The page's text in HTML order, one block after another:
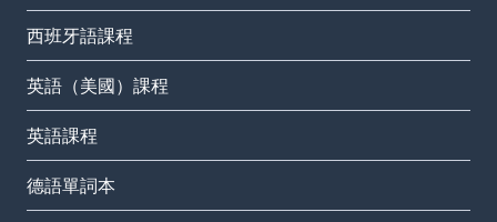
西班牙語課程
英語（美國）課程
英語課程
德語單詞本